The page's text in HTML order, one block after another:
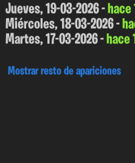
Jueves, 19-03-2026 -hace
Miércoles, 18-03-2026 -
Martes, 17-03-2026 -hace
Mostrar resto de apariciones